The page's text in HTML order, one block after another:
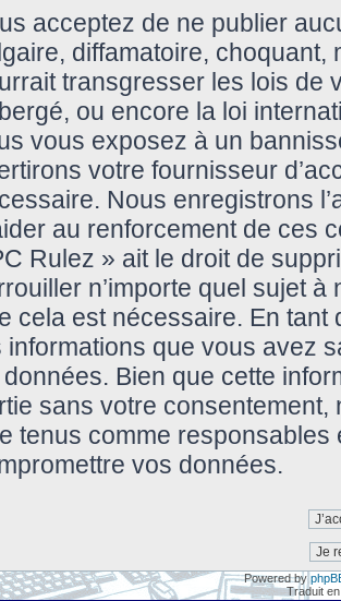
acceptez de ne publier
diffamatoire, choquant,
transgresser les lois de
ou encore la loi
vous exposez à un
votre fournisseur
Nous enregistrons
au renforcement de ces
Rulez » ait le droit de
n’importe quel sujet à
cela est nécessaire. En tant
informations que vous avez
données. Bien que cette
sans votre
tenus comme
vos données.
Powered by
Traduit